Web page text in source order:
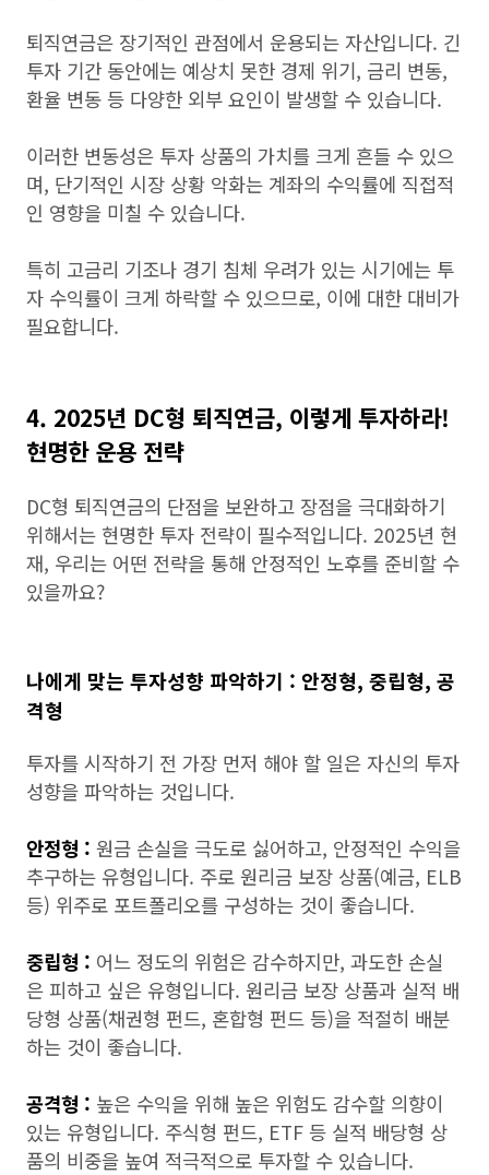
퇴직연금은 장기적인 관점에서 운용되는 자산입니다. 긴
투자 기간 동안에는 예상치 못한 경제 위기, 금리 변동,
환율 변동 등 다양한 외부 요인이 발생할 수 있습니다.
이러한 변동성은 투자 상품의 가치를 크게 흔들 수 있으
며, 단기적인 시장 상황 악화는 계좌의 수익률에 직접적
인 영향을 미칠 수 있습니다.
특히 고금리 기조나 경기 침체 우려가 있는 시기에는 투
자 수익률이 크게 하락할 수 있으므로, 이에 대한 대비가
필요합니다.
4. 2025년 DC형 퇴직연금, 이렇게 투자하라!
현명한 운용 전략
DC형 퇴직연금의 단점을 보완하고 장점을 극대화하기
위해서는 현명한 투자 전략이 필수적입니다. 2025년 현
재, 우리는 어떤 전략을 통해 안정적인 노후를 준비할 수
있을까요?
나에게 맞는 투자성향 파악하기 : 안정형, 중립형, 공
격형
투자를 시작하기 전 가장 먼저 해야 할 일은 자신의 투자
성향을 파악하는 것입니다.
안정형 : 원금 손실을 극도로 싫어하고, 안정적인 수익을
추구하는 유형입니다. 주로 원리금 보장 상품(예금, ELB
등) 위주로 포트폴리오를 구성하는 것이 좋습니다.
중립형 : 어느 정도의 위험은 감수하지만, 과도한 손실
은 피하고 싶은 유형입니다. 원리금 보장 상품과 실적 배
당형 상품(채권형 펀드, 혼합형 펀드 등)을 적절히 배분
하는 것이 좋습니다.
공격형 : 높은 수익을 위해 높은 위험도 감수할 의향이
있는 유형입니다. 주식형 펀드, ETF 등 실적 배당형 상
품의 비중을 높여 적극적으로 투자할 수 있습니다.